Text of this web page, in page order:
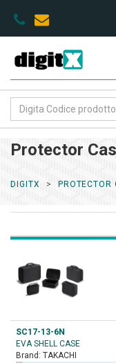
Protector
DIGITX PROTECTOR
SC17-13-6N
EVA SHELL CASE
Brand: TAKACHI